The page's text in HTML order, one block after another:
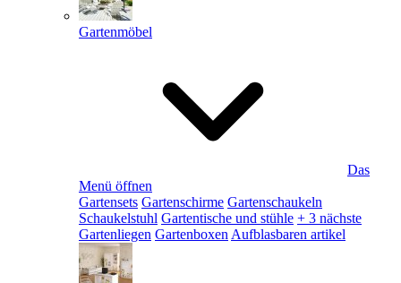
Gartenmöbel
Das
Menü öffnen
Gartensets Gartenschirme Gartenschaukeln
Schaukelstuhl Gartentische und stühle + 3 nächste
Gartenliegen Gartenboxen Aufblasbaren artikel